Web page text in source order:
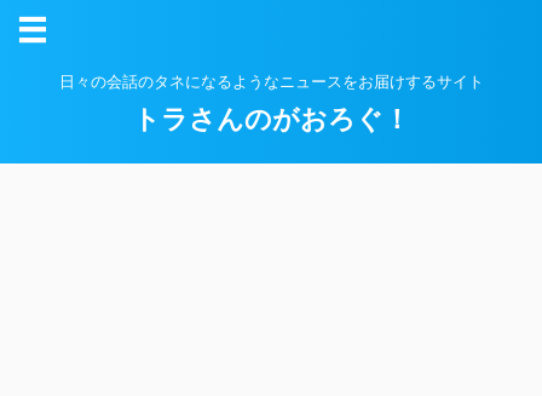
日々の会話のタネになるようなニュースをお届けするサイト
トラさんのがおろぐ！